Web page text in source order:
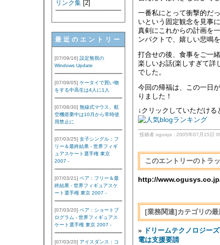
リンク集 [2]
最近のエントリー
[07/09/16] 設定無視の
Windows Update
[07/09/05] ケータイで買い物
をする中高生は4人に1人
[07/08/30] 無線式マウス、航
空機搭乗中は10月から常時使
用禁止に
[07/03/25] 女子シングル：フ
リー＆最終結果 - 世界フィギ
ュアスケート選手権 東京
2007 -
[07/03/21] ペア：フリー＆最
終結果 - 世界フィギュアスケ
ート選手権 東京 2007 -
[07/03/20] ペア：ショートプ
ログラム - 世界フィギュアス
ケート選手権 東京 2007 -
[07/03/20] アイスダンス：コ
一番私にとって衝撃的だ
いという固定観念を見事
真剣にこれからの計画を
ンパクトで、嬉しい悲鳴
打合せの後、食事をご一
楽しいお話(楽しすぎて詳
でした。
今回の帰福は、この一日
りました！
↓クリックしていただけ
投稿者 ogusys : 2005年07月15日
このエントリーのトラ
http://
[業務関連]カテゴリの
»
ドリームテクノロジー
電は支援要請